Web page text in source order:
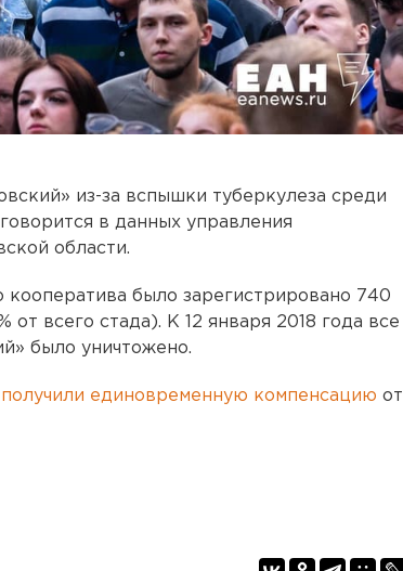
из-за вспышки туберкулеза среди
в данных управления
области.
кооператива было зарегистрировано 740
от всего стада). К 12 января 2018 года все
было уничтожено.
получили единовременную компенсацию от